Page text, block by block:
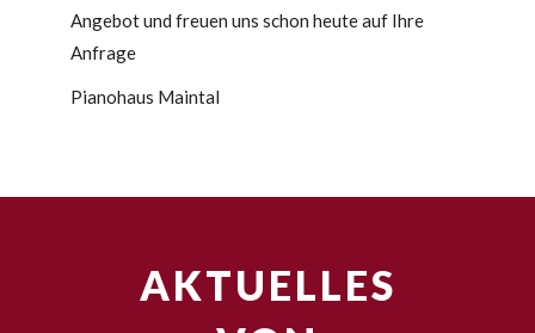
Angebot und freuen uns schon heute auf Ihre
Anfrage
Pianohaus Maintal
AKTUELLES